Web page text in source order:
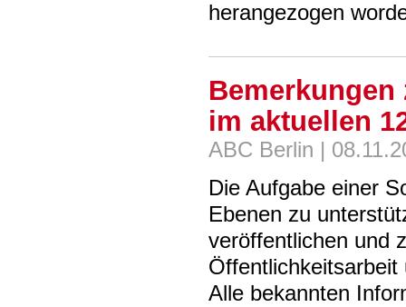
herangezogen
im aktuellen
ABC Berlin |
Die Aufgabe einer
Ebenen zu
veröffentlichen und
Öffentlichkeitsarbeit
Alle bekannten